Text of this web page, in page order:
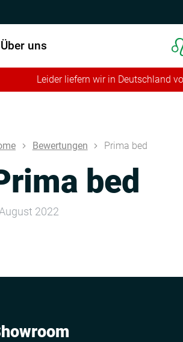
Über uns
Leider liefern wir in Deutschland
Bewertungen Prima bed
bed
2022